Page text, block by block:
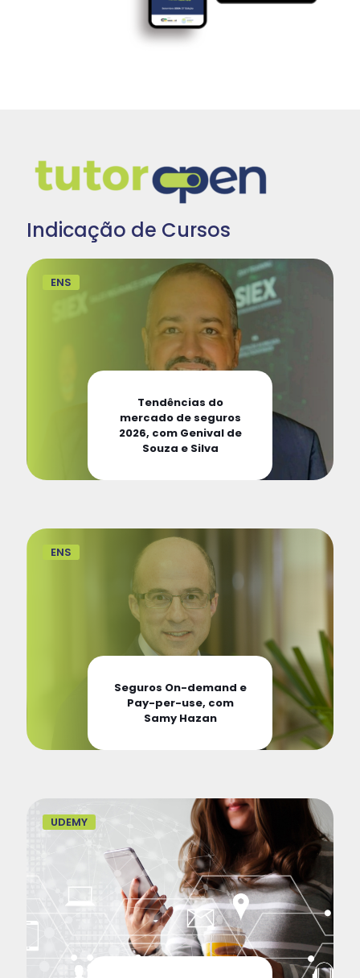
Indicação de Cursos
ENS
Tendências do
mercado de seguros
2026, com Genival de
Souza e Silva
ENS
Seguros On-demand e
Pay-per-use, com
Samy Hazan
UDEMY